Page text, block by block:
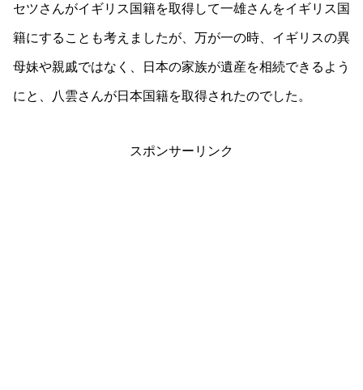
セツさんがイギリス国籍を取得して一雄さんをイギリス国
籍にすることも考えましたが、万が一の時、イギリスの異
母妹や親戚ではなく、日本の家族が遺産を相続できるよう
にと、八雲さんが日本国籍を取得されたのでした。
スポンサーリンク